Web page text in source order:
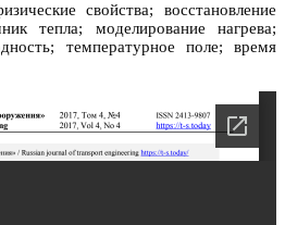
свойства; восстановление
тепла; моделирование нагрева;
температурное поле; время